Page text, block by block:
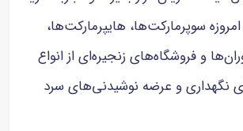
سوپرمارکت‌ها، هایپرمارکت‌ها،
و فروشگاه‌های زنجیره‌ای از انواع
نگهداری و عرضه نوشیدنی‌های سرد